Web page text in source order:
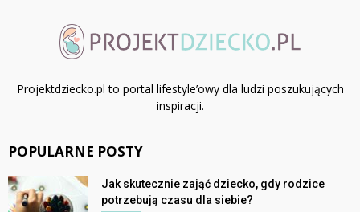
Projektdziecko.pl to portal lifestyle’owy dla ludzi poszukujących
inspiracji.
POPULARNE POSTY
Jak skutecznie zająć dziecko, gdy rodzice
potrzebują czasu dla siebie?